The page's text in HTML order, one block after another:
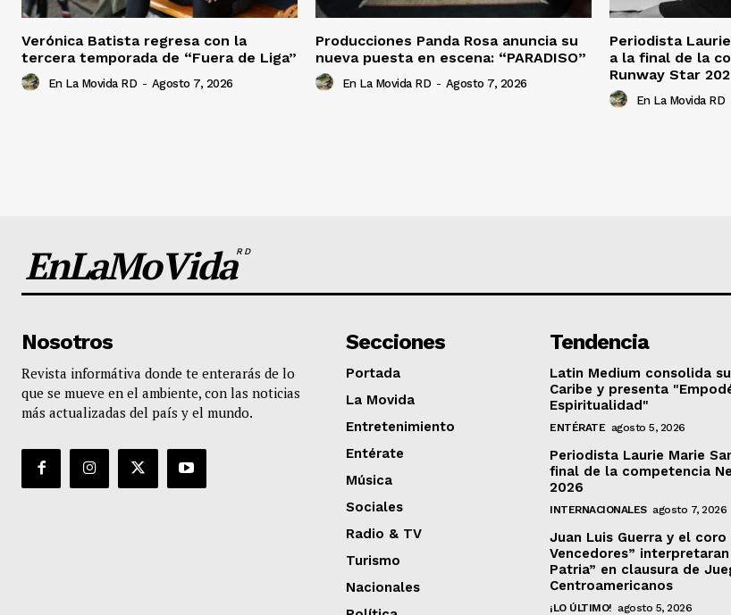
Verónica Batista regresa con la
tercera temporada de “Fuera de Liga”
En La Movida RD - Agosto 7, 2026
Producciones Panda Rosa anuncia su
nueva puesta en escena: “PARADISO”
En La Movida RD - Agosto 7, 2026
Periodista
a la final de la
Runway Star
En La Movida RD
EnLaMoVidaRD
Nosotros
Revista informátiva donde te enterarás de lo
que se mueve en el ambiente, con las noticias
más actualizadas del país y el mundo.
Secciones
Portada
La Movida
Entretenimiento
Entérate
Música
Sociales
Radio & TV
Turismo
Nacionales
Tendencia
Latin Medium consolida
Caribe y presenta
Espiritualidad"
ENTÉRATE agosto 5, 2026
Periodista Laurie Marie
final de la competencia
2026
INTERNACIONALES agosto 7, 2026
Juan Luis Guerra y el coro
Vencedores”
Patria” en clausura de
Centroamericanos
¡LO ÚLTIMO! agosto 5, 2026